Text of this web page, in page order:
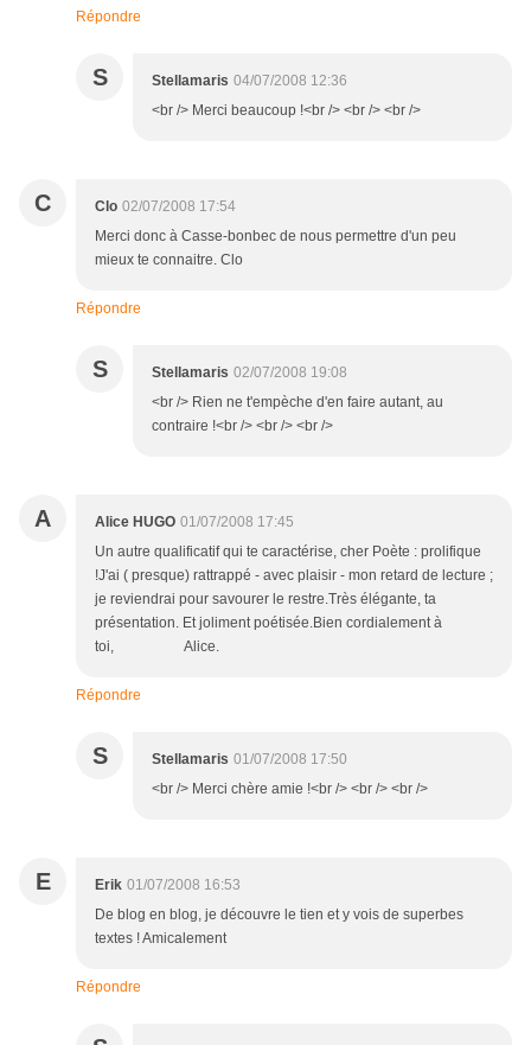
Répondre
S Stellamaris 04/07/2008 12:36
<br /> Merci beaucoup !<br /> <br /> <br />
C Clo 02/07/2008 17:54
Merci donc à Casse-bonbec de nous permettre d'un peu
mieux te connaitre. Clo
Répondre
S Stellamaris 02/07/2008 19:08
<br /> Rien ne t'empèche d'en faire autant, au
contraire !<br /> <br /> <br />
A Alice HUGO 01/07/2008 17:45
Un autre qualificatif qui te caractérise, cher Poète : prolifique
!J'ai ( presque) rattrappé - avec plaisir - mon retard de lecture ;
je reviendrai pour savourer le restre.Très élégante, ta
présentation. Et joliment poétisée.Bien cordialement à
toi, Alice.
Répondre
S Stellamaris 01/07/2008 17:50
<br /> Merci chère amie !<br /> <br /> <br />
E Erik 01/07/2008 16:53
De blog en blog, je découvre le tien et y vois de superbes
textes ! Amicalement
Répondre